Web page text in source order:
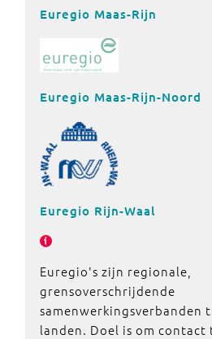
Euregio Maas-Rijn
Euregio Maas-Rijn-Noord
Euregio Rijn-Waal
Euregio's zijn regionale,
grensoverschrijdende
samenwerkingsverbanden
landen. Doel is om contact